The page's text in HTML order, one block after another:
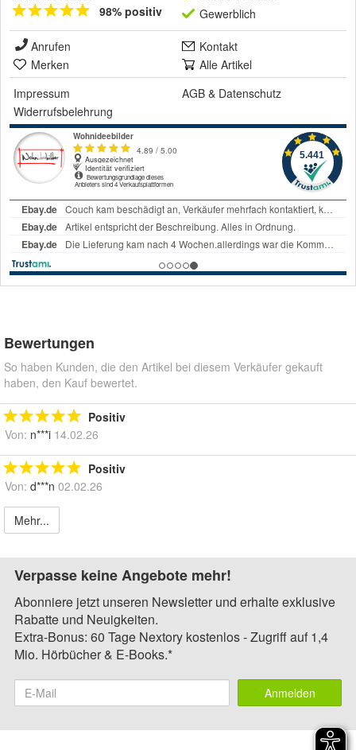
98% positiv
Gewerblich
Anrufen
Kontakt
Merken
Alle Artikel
Impressum
AGB & Datenschutz
Widerrufsbelehrung
Bewertungen
So haben Kunden, die den Artikel bei diesem Verkäufer gekauft
haben, den Kauf bewertet.
Positiv
Von: n***i 14.02.26
Positiv
Von: d***n 02.02.26
Mehr...
Verpasse keine Angebote mehr!
Abonniere jetzt unseren Newsletter und erhalte exklusive
Rabatte und Neuigkeiten.
Extra-Bonus: 60 Tage Nextory kostenlos - Zugriff auf 1,4
Mio. Hörbücher & E-Books.*
Anmelden